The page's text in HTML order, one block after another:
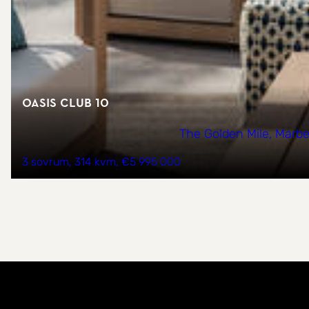
Oasis Club 10
The Golden Mile,
3 sovrum 314 kvm €5 995 000